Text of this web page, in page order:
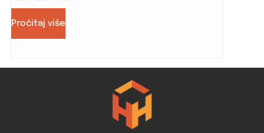
Pročitaj više